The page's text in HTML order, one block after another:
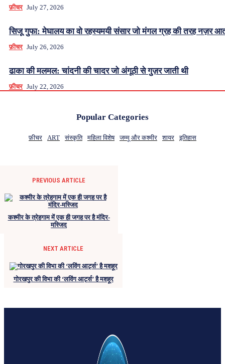
फ़ीचर July 27, 2026
सिजू गुफा: मेघालय का वो रहस्यमयी संसार जो मंगल ग्रह की तरह नज़र
फ़ीचर July 26, 2026
ढाका की मलमल: चांदनी की चादर जो अंगूठी से गुज़र जाती थी
फ़ीचर July 22, 2026
Popular Categories
फ़ीचर ART संस्कृति महिला विशेष जम्मू और कश्मीर शायर इतिहास
PREVIOUS ARTICLE
कश्मीर के त्रेहगाम में एक ही जगह पर है मंदिर-
मस्जिद
NEXT ARTICLE
गोरखपुर की विभा की ‘लविंग आर्ट्स’ है मशहूर